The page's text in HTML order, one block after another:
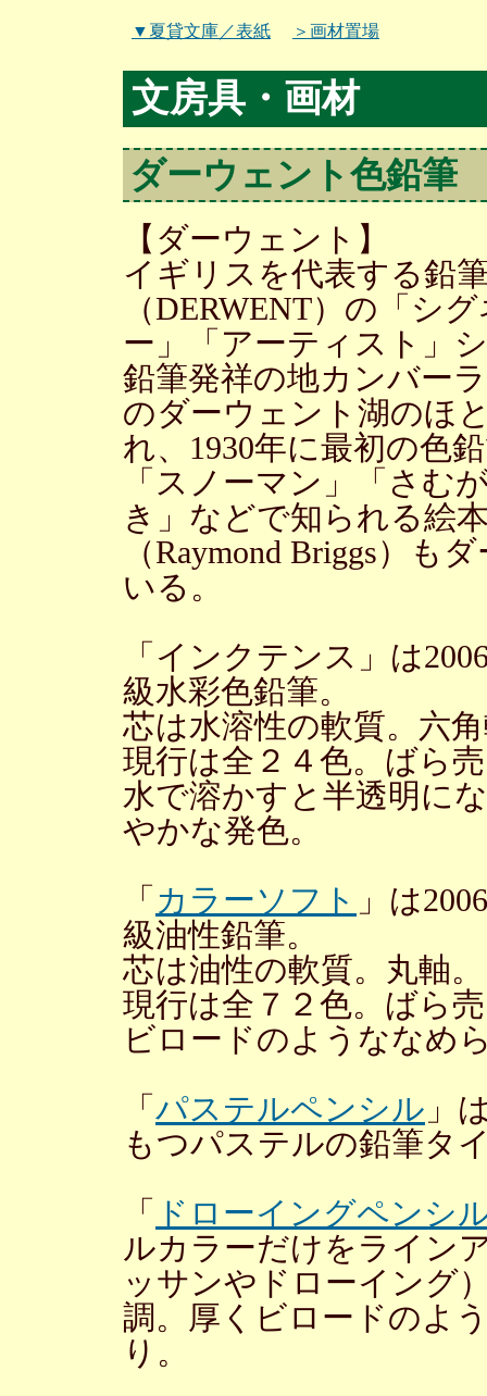
▼夏貸文庫／表紙 ＞画材置場
文房具・画材
ダーウェント色鉛筆
【ダーウェント】
イギリスを代表する鉛
（DERWENT）の「シ
ー」「アーティスト」
鉛筆発祥の地カンバー
のダーウェント湖のほ
れ、1930年に最初の色
「スノーマン」「さむ
き」などで知られる絵
（Raymond Briggs）も
いる。
「インクテンス」は
級水彩色鉛筆。
芯は水溶性の軟質。六
現行は全２４色。ばら
水で溶かすと半透明に
やかな発色。
「 カラーソフト 」は
級油性鉛筆。
芯は油性の軟質。丸軸。
現行は全７２色。ばら
ビロードのようななめ
「 パステルペンシル 」
もつパステルの鉛筆タ
「
ドローイングペンシ
ルカラーだけをライン
ッサンやドローイング
調。厚くビロードのよ
り。